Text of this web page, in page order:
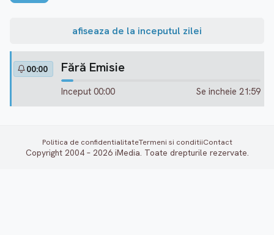
afiseaza de la inceputul zilei
00:00 Fără Emisie
Inceput 00:00 Se incheie 21:59
Politica de confidentialitateTermeni si conditiiContact
Copyright 2004 – 2026 iMedia. Toate drepturile rezervate.